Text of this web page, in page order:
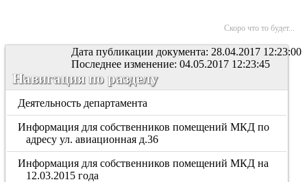
Скоро что то будет...
Дата публикации документа: 28.04.2017 12:23:00
Последнее изменение: 04.05.2017 12:23:45
Навигация по разделу
Деятельность департамента
Информация для собственников помещений МКД по
адресу ул. авиационная д.36
Информация для собственников помещений МКД на
12.03.2015 года